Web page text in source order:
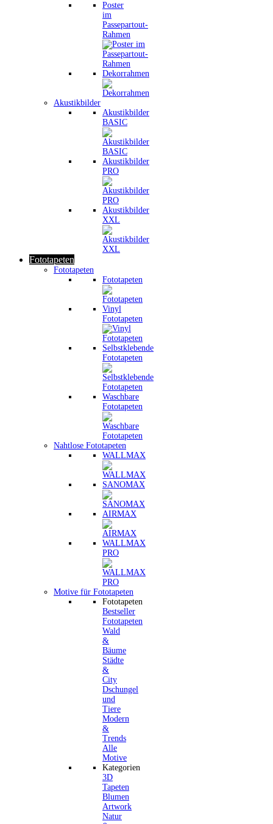
Poster
im
Passepartout-
Rahmen
Dekorrahmen
Akustikbilder
Akustikbilder
BASIC
Akustikbilder
PRO
Akustikbilder
XXL
Fototapeten
Fototapeten
Fototapeten
Vinyl
Fototapeten
Selbstklebende
Fototapeten
Waschbare
Fototapeten
Nahtlose Fototapeten
WALLMAX
SANOMAX
AIRMAX
WALLMAX
PRO
Motive für Fototapeten
Fototapeten
Bestseller
Fototapeten
Wald
&
Bäume
Städte
&
City
Dschungel
und
Tiere
Modern
&
Trends
Alle
Motive
Kategorien
3D
Tapeten
Blumen
Artwork
Natur